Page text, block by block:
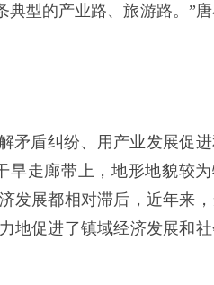
典型的产业路、旅游路。”
矛盾纠纷、用产业发展促
旱走廊带上，地形地貌较
发展都相对滞后，近年来
地促进了镇域经济发展和